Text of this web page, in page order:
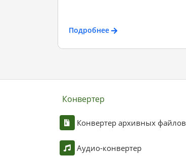
Подробнее
Конвертер
Конвертер архивных файлов
Аудио-конвертер